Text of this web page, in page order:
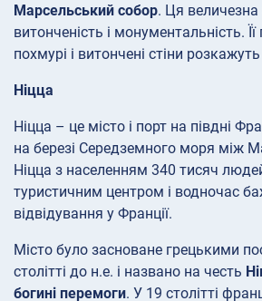
Марсельський собор. Ця величезна
витонченість і монументальність. Її
похмурі і витончені стіни
Ніцца
Ніцца – це місто і порт на півдні
на березі Середземного моря між
Ніцца з населенням 340 тисяч
туристичним центром і водночас
відвідування у Франції.
Місто було засноване грецькими
столітті до н.е. і названо на честь
богині перемоги. У 19 столітті